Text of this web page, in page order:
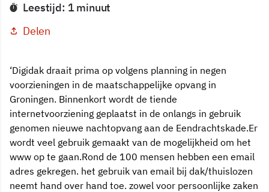
Leestijd: 1 minuut
Delen
‘Digidak draait prima op volgens planning in negen
voorzieningen in de maatschappelijke opvang in
Groningen. Binnenkort wordt de tiende
internetvoorziening geplaatst in de onlangs in gebruik
genomen nieuwe nachtopvang aan de Eendrachtskade.Er
wordt veel gebruik gemaakt van de mogelijkheid om het
www op te gaan.Rond de 100 mensen hebben een email
adres gekregen. het gebruik van email bij dak/thuislozen
neemt hand over hand toe. zowel voor persoonlijke zaken